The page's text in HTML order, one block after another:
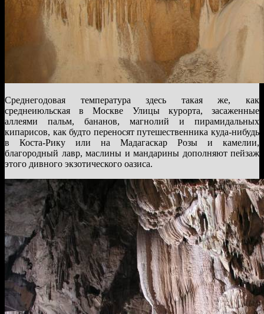
Среднегодовая температура здесь такая же, как
среднеиюльская в Москве Улицы курорта, засаженные
аллеями пальм, бананов, магнолий и пирамидальных
кипарисов, как будто переносят путешественника куда-нибудь
в Коста-Рику или на Мадагаскар Розы и камелии,
благородный лавр, маслины и мандарины дополняют пейзаж
этого дивного экзотического оазиса.